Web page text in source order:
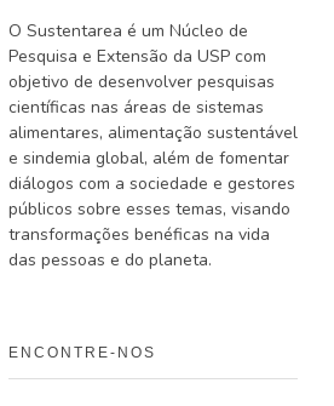
O Sustentarea é um Núcleo de
Pesquisa e Extensão da USP com
objetivo de desenvolver pesquisas
científicas nas áreas de sistemas
alimentares, alimentação sustentável
e sindemia global, além de fomentar
diálogos com a sociedade e gestores
públicos sobre esses temas, visando
transformações benéficas na vida
das pessoas e do planeta.
ENCONTRE-NOS